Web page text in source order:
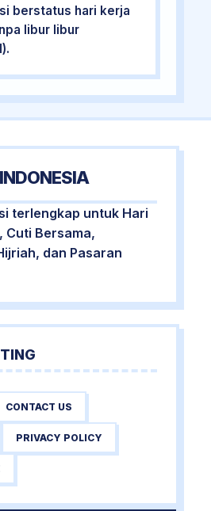
berstatus hari kerja
libur libur
terlengkap untuk Hari
Cuti Bersama,
dan Pasaran
CONTACT US
PRIVACY POLICY